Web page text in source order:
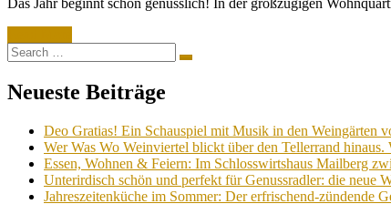
Das Jahr beginnt schon genüsslich! In der großzügigen
Search
for:
Search
Neueste Beiträge
Deo Gratias! Ein Schauspiel mit Musik in den Weingärten
Wer Was Wo Weinviertel blickt über den Tellerrand
Essen, Wohnen & Feiern: Im Schlosswirtshaus Mailberg
Unterirdisch schön und perfekt für Genussradler: die
Jahreszeitenküche im Sommer: Der erfrischend-